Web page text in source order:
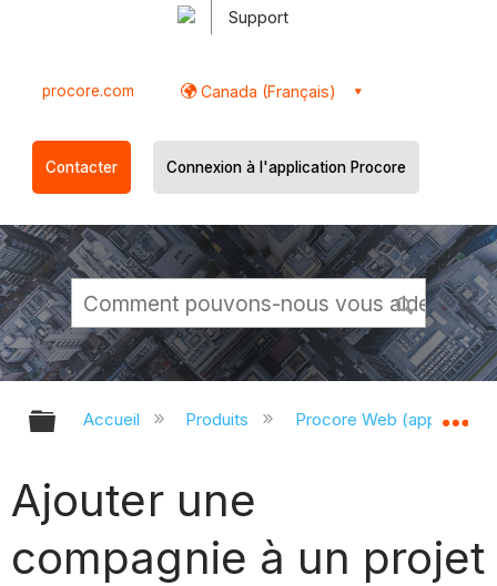
Support
procore.com Canada (Français)
Contacter Connexion à l'application Procore
Développer/réduire la hiérarchie
Accueil Produits Procore Web
Ajouter une
compagnie à un projet